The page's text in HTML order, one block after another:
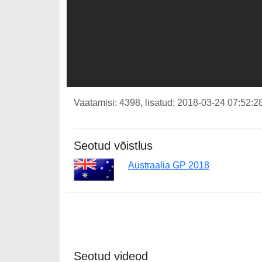
Vaatamisi: 4398, lisatud: 2018-03-24
Seotud võistlus
Austraalia GP 2018
Seotud videod